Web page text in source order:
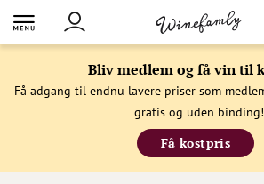
Bliv medlem og få vin til
Få adgang til endnu lavere priser som
gratis og uden binding!
Få kostpris